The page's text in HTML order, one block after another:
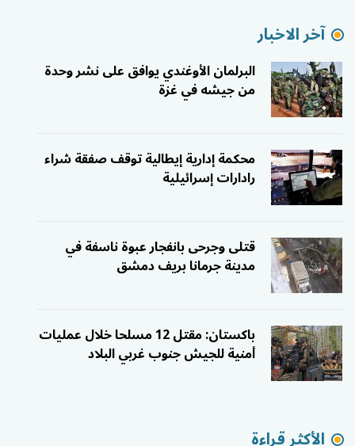
آخر الاخبار
البرلمان الأوغندي يوافق على نشر وحدة
من جيشه في غزة
محكمة إدارية إيطالية توقف صفقة شراء
رادارات إسرائيلية
قتلى وجرحى بانفجار عبوة ناسفة في
مدينة جرمانا بريف دمشق
باكستان: مقتل 12 مسلحا خلال عمليات
أمنية للجيش جنوب غربي البلاد